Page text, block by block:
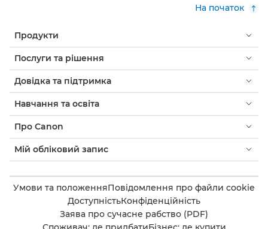
На початок
Продукти
Послуги та рішення
Довідка та підтримка
Навчання та освіта
Про Canon
Мій обліковий запис
Умови та положенняПовідомлення про файли cookie
ДоступністьКонфіденційність
Заява про сучасне рабство (PDF)